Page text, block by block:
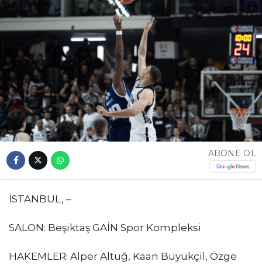
ABONE OL
İSTANBUL, –
SALON: Beşiktaş GAİN Spor Kompleksi
HAKEMLER: Alper Altuğ, Kaan Büyükçil, Özge